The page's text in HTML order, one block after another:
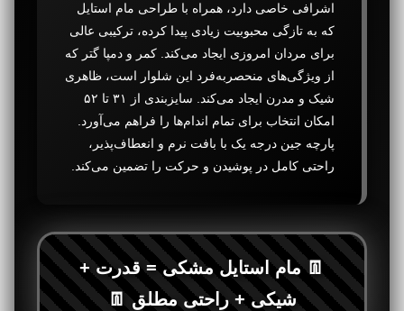
اشرافی خاصی دارد، همراه با طراحی مام استایل
که به تازگی محبوبیت زیادی پیدا کرده، ترکیبی عالی
برای مردان امروزی ایجاد می‌کند. کمر و دمپا گتر که
از ویژگی‌های منحصربه‌فرد این شلوار است، ظاهری
شیک و مدرن ایجاد می‌کند. سایزبندی از ۳۱ تا ۵۲
امکان انتخاب برای تمام اندام‌ها را فراهم می‌آورد.
پارچه جین درجه یک با بافت نرم و انعطاف‌پذیر،
راحتی کامل در پوشیدن و حرکت را تضمین می‌کند.
👖 مام استایل مشکی = قدرت +
شیکی + راحتی مطلق 👖